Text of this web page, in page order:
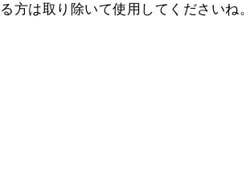
る方は取り除いて使用してくださいね。